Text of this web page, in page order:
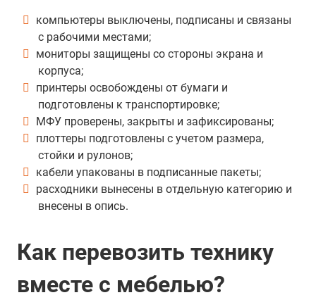
компьютеры выключены, подписаны и связаны
с рабочими местами;
мониторы защищены со стороны экрана и
корпуса;
принтеры освобождены от бумаги и
подготовлены к транспортировке;
МФУ проверены, закрыты и зафиксированы;
плоттеры подготовлены с учетом размера,
стойки и рулонов;
кабели упакованы в подписанные пакеты;
расходники вынесены в отдельную категорию и
внесены в опись.
Как перевозить технику
вместе с мебелью?